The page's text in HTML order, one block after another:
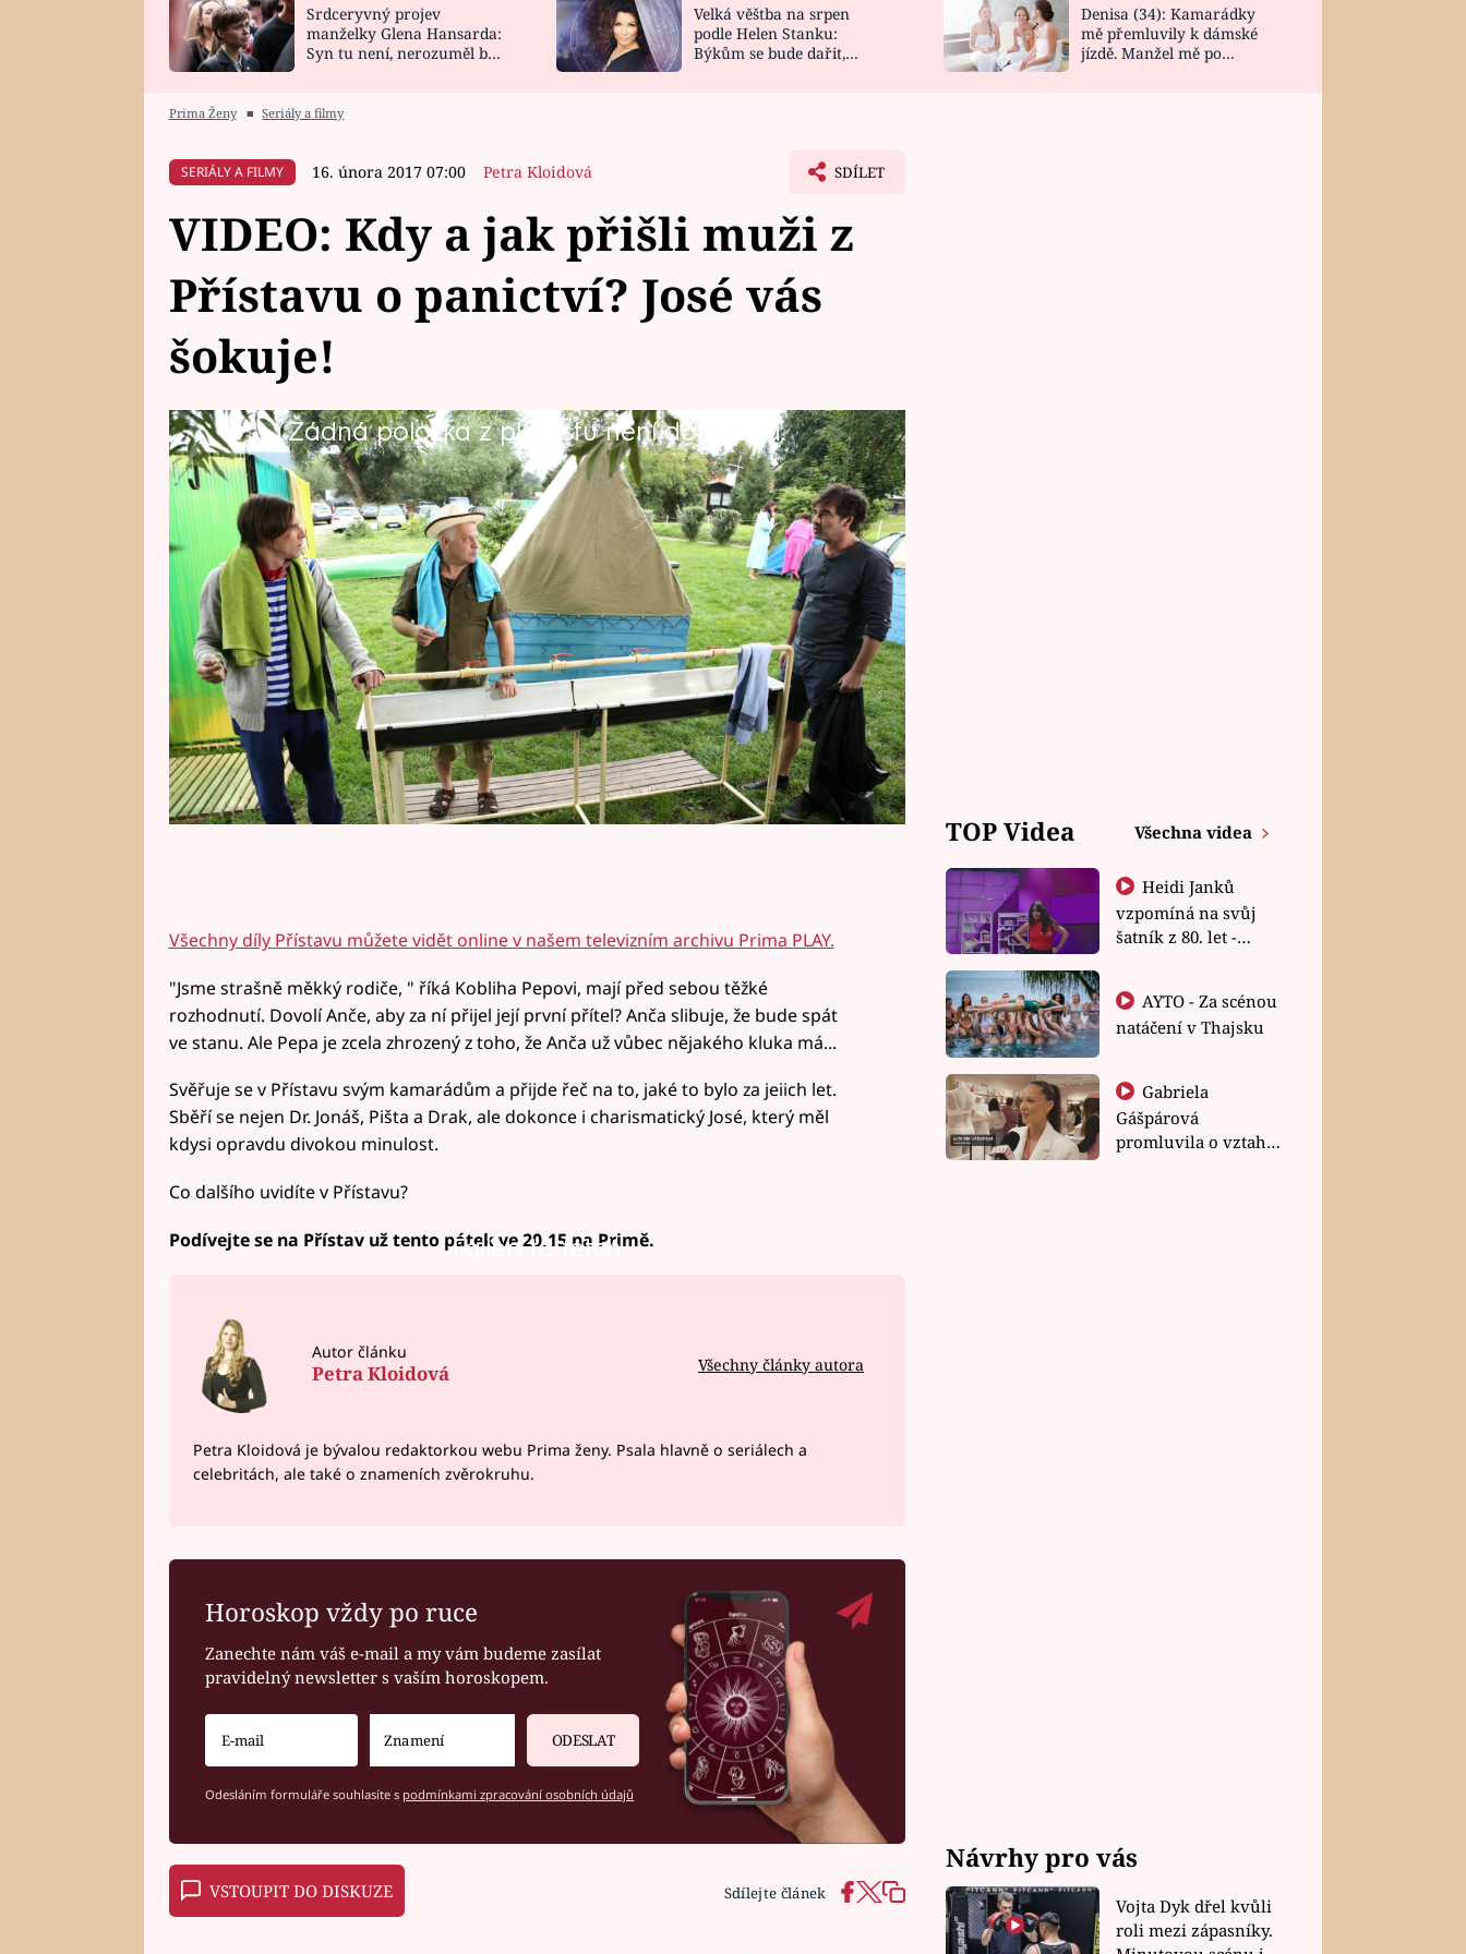
HOROSKOP NA
CELEBRITY
VAŘENÍ
NOVINKY
VIDEORECEPTY
DESIGN
Srdceryvný projev
manželky Glena Hansarda:
Syn tu není, nerozuměl by
Velká věštba na srpen
podle Helen Stanku:
Býkům se bude dařit,
Denisa (34): Kamarádky
mě přemluvily k dámské
jízdě. Manžel mě po
Prima Ženy ■ Seriály a filmy
SERIÁLY A FILMY 16. února 2017 07:00 Petra Kloidová SDÍLET
VIDEO: Kdy a jak přišli muži z
Přístavu o panictví? José vás
šokuje!
Žádná položka z playlistu není dostupná.
Pepa Krupička se odmítá smířit s tím, že jeho nevlastní dcera tak
rychle roste a mění se v ženu. V hospodě Přístav pak padne téma, kdy
ostatní ztratili svoje panictví. Podívejte se na vtipnou debatu v
exkluzivním videu. Celý díl Přístavu uvidíte v pátek ve 20.15 na Primě.
Všechny díly Přístavu můžete vidět online v našem televizním archivu Prima PLAY.
"Jsme strašně měkký rodiče, " říká Kobliha Pepovi, mají před sebou těžké
rozhodnutí. Dovolí Anče, aby za ní přijel její první přítel? Anča slibuje, že bude spát
ve stanu. Ale Pepa je zcela zhrozený z toho, že Anča už vůbec nějakého kluka má...
Svěřuje se v Přístavu svým kamarádům a přijde řeč na to, jaké to bylo za jeiich let.
Sběří se nejen Dr. Jonáš, Pišta a Drak, ale dokonce i charismatický José, který měl
kdysi opravdu divokou minulost.
Co dalšího uvidíte v Přístavu?
Failed to fetch
Podívejte se na Přístav už tento pátek ve 20.15 na Primě.
Autor článku
Petra Kloidová Všechny články autora
Petra Kloidová je bývalou redaktorkou webu Prima ženy. Psala hlavně o seriálech a
celebritách, ale také o znameních zvěrokruhu.
Horoskop vždy po ruce
Zanechte nám váš e-mail a my vám budeme zasílat
pravidelný newsletter s vaším horoskopem.
ODESLAT
Odesláním formuláře souhlasíte s podmínkami zpracování osobních údajů
VSTOUPIT DO DISKUZE Sdílejte článek
TOP Videa Všechna videa
Heidi Janků
vzpomíná na svůj
šatník z 80. let -
natáčení v Thajsku
Gabriela
Gášpárová
promluvila o vztahu
Návrhy pro vás
Vojta Dyk dřel kvůli
roli mezi zápasníky.